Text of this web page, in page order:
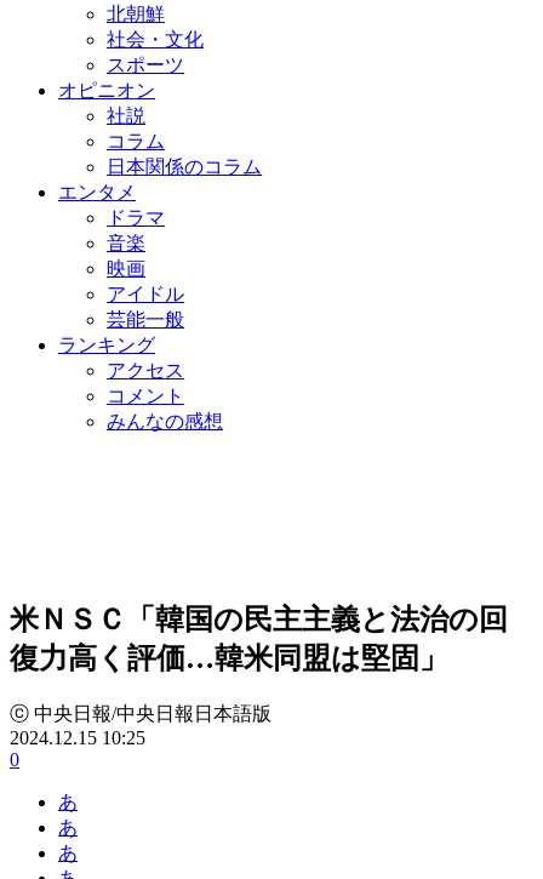
北朝鮮
社会・文化
スポーツ
オピニオン
社説
コラム
日本関係のコラム
エンタメ
ドラマ
音楽
映画
アイドル
芸能一般
ランキング
アクセス
コメント
みんなの感想
米ＮＳＣ「韓国の民主主義と法治の回
復力高く評価…韓米同盟は堅固」
ⓒ 中央日報/中央日報日本語版
2024.12.15 10:25
0
あ
あ
あ